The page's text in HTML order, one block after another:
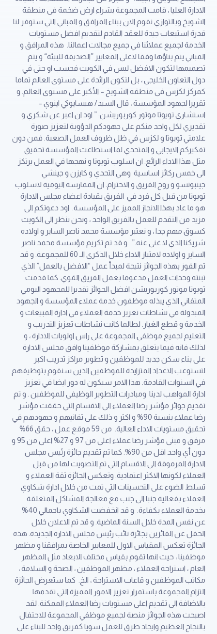
الادارة العليا ، قامت المجموعة بشراء ارض ضخمة فى منطقة
الشويخ وبالتوازي نقوم الان ببناء المرافق و المباني التي ستوفر لنا
قدرة استيعاب جيدة للعقد القادم لتقديم افضل مستويات
الخدمة لجميع عملائنا في جميع مجالات اعمالنا. هذه المرافق و
المباني يتم بناؤها وفقا لاعلى المعايير ”الصديقة للبيئة“ و يتم
تصميمها لتكون الافضل ليس في الكويت فحسب او حتى في
دول التعاون الخليجي ، بل لتكون الرائدة على مستوى العالم تماما
كمركز لكزس فى منطقة الشويخ – الأكبر على مستوى العالم. و
تقريرا لجهود المؤسسة ، قال السيد/ هيسايوكي اينوي –
استشاري تويوتا موتور كوربوريشن: ” اود ان اعبر عن شكري و
تقديري لكل واحد منكم على جهودكم الدؤوبة لتعزيز صورة
علامتي تويوتا و لكزس في ظل ظروف العمل الصعبة. فمن دون
تفكيركم الايجابي و المتحدي لما استطاعت المؤسسة تحقيق
مثل هذا الاداء الرائع. ان اسلوب تويوتا و نهجها في العمل يرتكز
الى خمس ركائز اساسية وهي التحدي و كايزن و جينشي
جينبوتسو و روح الفريق و الاحترام. ان الممارسة اليومية لاسلوب
تويوتا من قبل كل فرد في الفريق بقيادة اعضاء مجلس الادارة
هو ما عاد بهذا الانجاز المميز على المؤسسة. اود دعوتكم الى
مزيد من التقدم للعمل بالفريق الواحد ، ونحن ننظر الى الكويت
كسوق مهم جدا ، و نعتبر مؤسسة محمد ناصر الساير و اولاده
شريكنا الذي لا غنى عنه.” و قد تم تكريم مؤسسة محمد ناصر
الساير و اولاده لامتياز الاداء خلال الذكرى الـ 60 للمجموعة. و قد
تم الفوز بهذه الجوائز نتيجة لمبدأ عمل “الافضل بالعمل” الذي
تبنته وحدات العمل مدعوما بعمل الفريق القوي. كما قدمت
تويوتا موتور كوربوريشن افضل الجوائز تقديرا للمجهود اليومي
المتفاني الذي يبذله موظفون خدمة عملاء المؤسسة و الجهود
المبذولة في نشاطات تعزيز خدمة العملاء في ادارة المبيعات و
الخدمة و قطع الغيار. لطالما كانت نشاطات تعزيز التدريب و
التعليم لجميع موظفي المجموعة على راس اولويات الادارة ، و
لذلك فانه فيما يتعلق بمشاركة موظفينا وافق مجلس الادارة
على بناء سكن جديد للموظفين و تطوير مراكز تدريب اكبر
لتستوعب الاعداد المتزايدة للموظفين الذين سنقوم بتوظيفهم
في السنوات القادمة. هذا الامر سيكون له دور ايضا في تعزيز
ادارة المواهب لدينا ومبادرات التطوير الوظيفي للموظفين . و تم
تقديم جوائز مؤشر رضا العملاء الى الاقسام التي حققت مؤشر
رضا عملاء بنسبة 90% و اكثر و ذلك على تفانيهم و جهودهم في
تحقيق مستويات الاداء العالية. من 59 موقع عمل ، حقق 66%
مرفق و مبنى مؤشر رضا عملاء اعلى من 97 و 27% اعلى من 95 و
دون أي واحد اقل من 90%. كما تم تقديم جائزة رئيس مجلس
الادارة المرموقة الى الاقسام التي تم التصويت لها من قبل
العملاء لكونها الاكثر اعتمادية. وتعكس الجائزة ثقة العملاء و
تسلط الضوء على التحسينات التي تمت من خلال ادارة شكاوي
العملاء بفعالية جنبا الى جنب مع معالجة المشاكل المتعلقة
بخدمة العملاء بكفاءة. و قد انخفضت الشكاوي باجمالي 40%
عن نفس المدة خلال السنة الماضية. و قد تم الاعلان خلال
الحفل عن الفائزين بجائزة نائب رئيس مجلس الادارة الجديدة. هذه
الجائزة تعكس المقياس الاول للمعايير الخاصة بمرافقنا و مظهر
موظفينا ، حيث انها تقوم بقياس مختلف الابعاد مثل المظهر
العام ، استراحة العملاء ، مظهر الموظفين ، الصحة و السلامة ،
مكاتب الموظفين و قاعات الاستراحة ، الخ. كما ستعرض الجائزة
التزام المجموعة باستمرار تعزيز الامور المميزة التي تقدمها
بالاضافة الى تقديم اعلى مستويات رضا العملاء الممكنة. لقد
اصبحت هذه الجوائز منصة لجميع موظفي المجموعة للاحتفال
بالنجاح العظيم وايجاد طرق للعمل سويا كفريق واحد للبناء على